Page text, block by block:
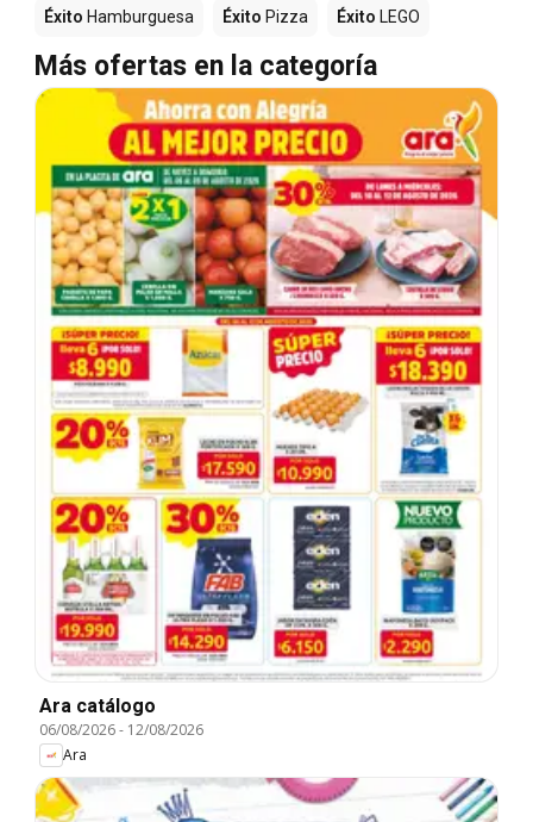
Éxito Hamburguesa Éxito Pizza Éxito LEGO
Más ofertas en la categoría
Ara catálogo
06/08/2026- 12/08/2026
Ara